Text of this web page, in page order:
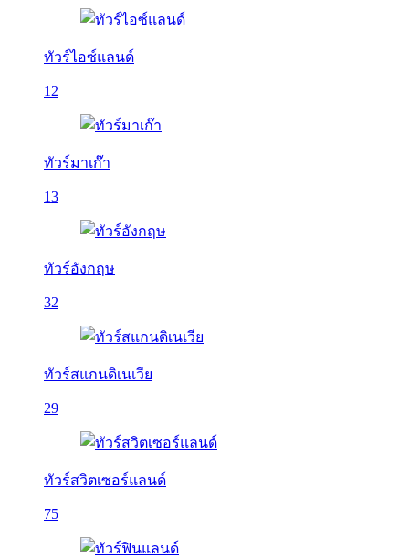
ทัวร์ไอซ์แลนด์
12
ทัวร์มาเก๊า
13
ทัวร์อังกฤษ
32
ทัวร์สแกนดิเนเวีย
29
ทัวร์สวิตเซอร์แลนด์
75